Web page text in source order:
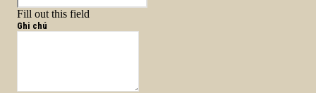
Fill out this field
Ghi chú